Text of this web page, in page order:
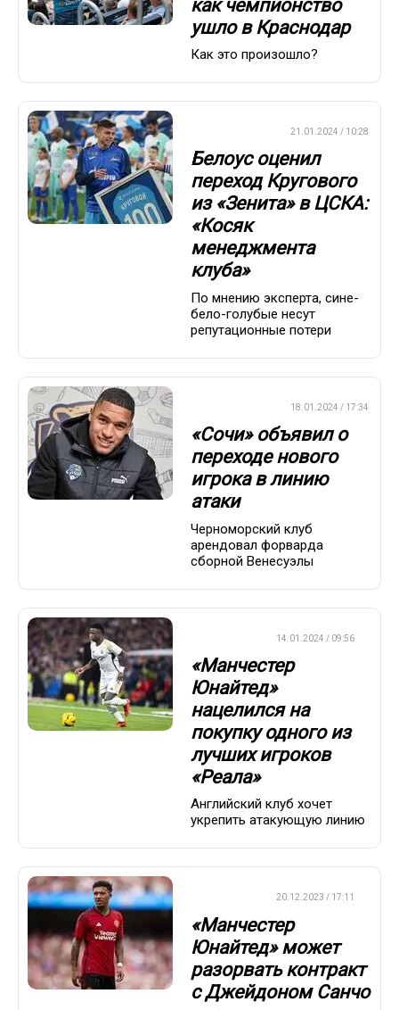
как чемпионство
ушло в Краснодар
Как это произошло?
21.01.2024 / 10:28
Белоус оценил
переход Кругового
из «Зенита» в ЦСКА:
«Косяк
менеджмента
клуба»
По мнению эксперта, сине-
бело-голубые несут
репутационные потери
18.01.2024 / 17:34
«Сочи» объявил о
переходе нового
игрока в линию
атаки
Черноморский клуб
арендовал форварда
сборной Венесуэлы
14.01.2024 / 09:56
«Манчестер
Юнайтед»
нацелился на
покупку одного из
лучших игроков
«Реала»
Английский клуб хочет
укрепить атакующую линию
20.12.2023 / 17:11
«Манчестер
Юнайтед» может
разорвать контракт
с Джейдоном Санчо